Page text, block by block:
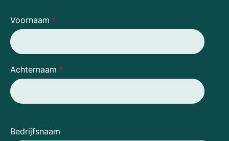
Voornaam *
Achternaam *
Bedrijfsnaam